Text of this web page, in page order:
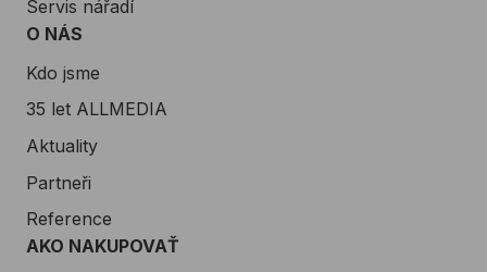
Servis nářadí
O NÁS
Kdo jsme
35 let ALLMEDIA
Aktuality
Partneři
Reference
AKO NAKUPOVAŤ